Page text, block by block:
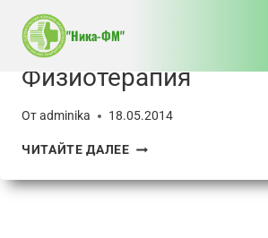
Перейти
содержимому
"Ника-ФМ"
ENVIRONMENT |HEALTH BASICS
UNCATEGORIZED|
Физиотерапия
Отadminika 18.05.2014
ЧИТАЙТЕ ДАЛЕЕФИЗИОТЕРАПИЯ